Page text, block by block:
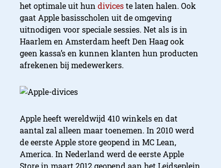
het optimale uit hun diviceste laten halen. Ook
gaat Apple basisscholen uit de omgeving
uitnodigen voor speciale sessies. Net als is in
Haarlem en Amsterdam heeft Den Haag ook
geen kassa’s en kunnen klanten hun producten
afrekenen bij medewerkers.
Apple heeft wereldwijd 410 winkels en dat
aantal zal alleen maar toenemen. In 2010 werd
de eerste Apple store geopend in MC Lean,
America. In Nederland werd de eerste Apple
Store in maart 2012 geopend aan het Leidseplein